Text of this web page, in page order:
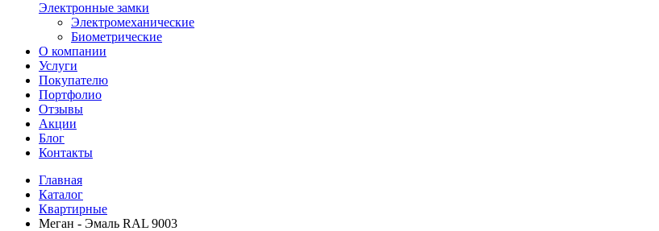
Электронные замки
Электромеханические
Биометрические
О компании
Услуги
Покупателю
Портфолио
Отзывы
Акции
Блог
Контакты
Главная
Каталог
Квартирные
Меган - Эмаль RAL 9003